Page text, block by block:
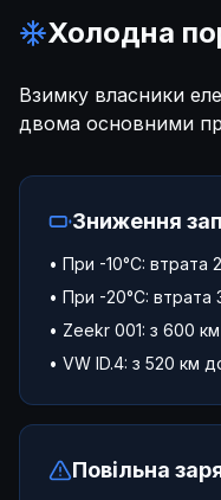
Холодна
Взимку власники
двома основними
Зниження
• При -10°C: втрата
• При -20°C: втрата
• Zeekr 001: з 600
• VW ID.4: з 520 км
Повільна